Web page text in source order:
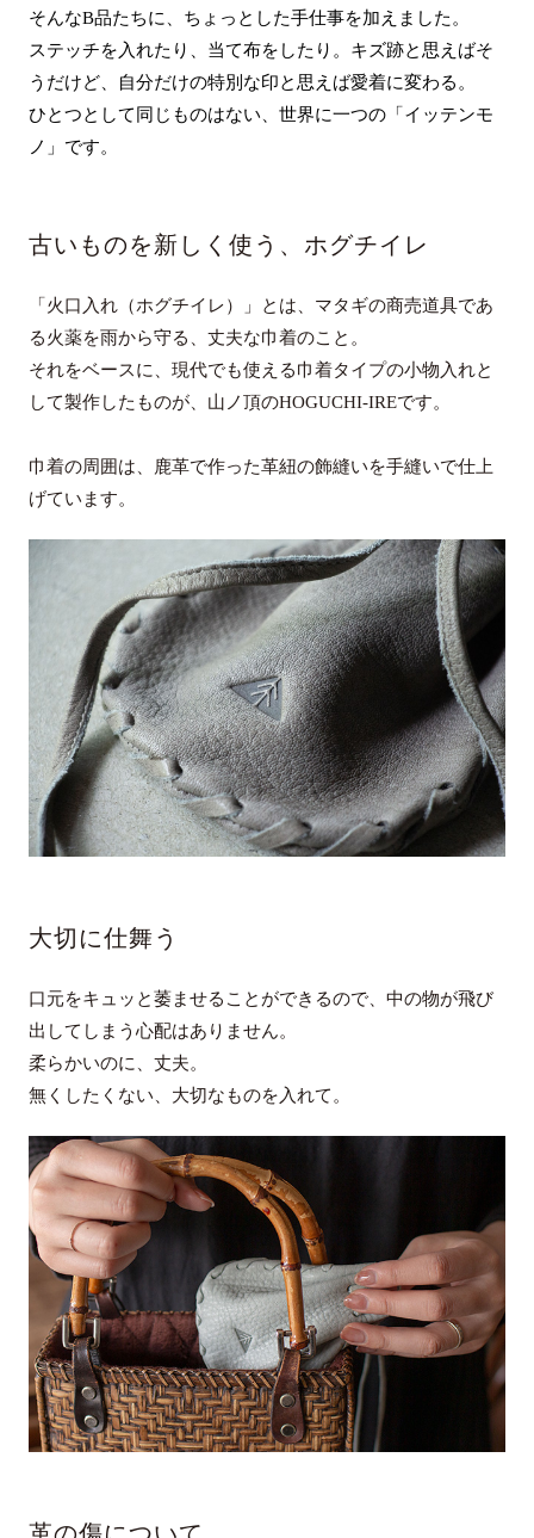
そんなB品たちに、ちょっとした手仕事を加えました。
ステッチを入れたり、当て布をしたり。キズ跡と思えばそ
うだけど、自分だけの特別な印と思えば愛着に変わる。
ひとつとして同じものはない、世界に一つの「イッテンモ
ノ」です。
古いものを新しく使う、ホグチイレ
「火口入れ（ホグチイレ）」とは、マタギの商売道具であ
る火薬を雨から守る、丈夫な巾着のこと。
それをベースに、現代でも使える巾着タイプの小物入れと
して製作したものが、山ノ頂のHOGUCHI-IREです。
巾着の周囲は、鹿革で作った革紐の飾縫いを手縫いで仕上
げています。
大切に仕舞う
口元をキュッと萎ませることができるので、中の物が飛び
出してしまう心配はありません。
柔らかいのに、丈夫。
無くしたくない、大切なものを入れて。